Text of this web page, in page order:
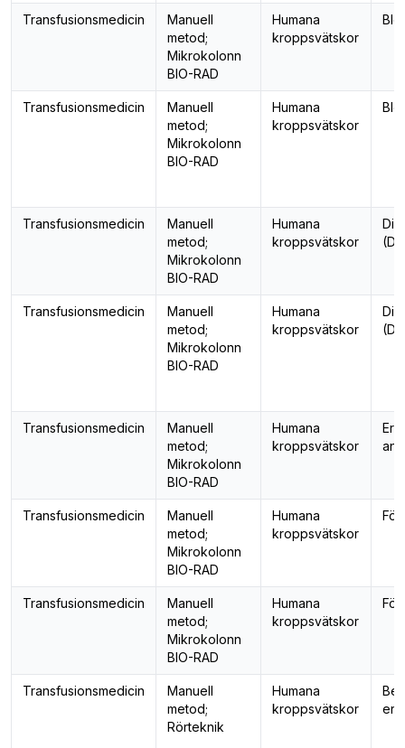
Transfusionsmedicin
Manuell
metod;
Mikrokolonn
BIO-RAD
Humana
kroppsvätskor
Transfusionsmedicin
Manuell
metod;
Mikrokolonn
BIO-RAD
Humana
kroppsvätskor
Transfusionsmedicin
Manuell
metod;
Mikrokolonn
BIO-RAD
Humana
kroppsvätskor
Transfusionsmedicin
Manuell
metod;
Mikrokolonn
BIO-RAD
Humana
kroppsvätskor
Transfusionsmedicin
Manuell
metod;
Mikrokolonn
BIO-RAD
Humana
kroppsvätskor
Transfusionsmedicin
Manuell
metod;
Mikrokolonn
BIO-RAD
Humana
kroppsvätskor
Transfusionsmedicin
Manuell
metod;
Mikrokolonn
BIO-RAD
Humana
kroppsvätskor
Transfusionsmedicin
Manuell
metod;
Rörteknik
Humana
kroppsvätskor